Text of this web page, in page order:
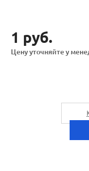
1 руб.
Цену уточняйте у